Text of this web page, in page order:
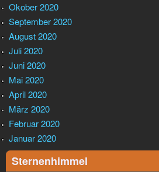
Okober 2020
September 2020
August 2020
Juli 2020
Juni 2020
Mai 2020
April 2020
März 2020
Februar 2020
Januar 2020
Sternenhimmel